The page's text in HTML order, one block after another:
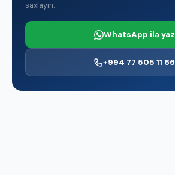
saxlayın.
WhatsApp ilə yaz
+994 77 505 11 66